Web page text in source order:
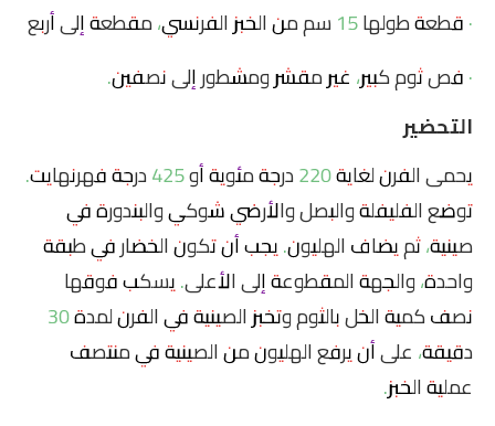
· قطعة طولها 15 سم من الخبز الفرنسي، مقطعة إلى أربع
· فص ثوم كبير، غير مقشر ومشطور إلى نصفين.
التحضير
يحمى الفرن لغاية 220 درجة مئوية أو 425 درجة فهرنهايت.
توضع الفليفلة والبصل والأرضي شوكي والبندورة في
صينية، ثم يضاف الهليون. يجب أن تكون الخضار في طبقة
واحدة، والجهة المقطوعة إلى الأعلى. يسكب فوقها
نصف كمية الخل بالثوم وتخبز الصينية في الفرن لمدة 30
دقيقة، على أن يرفع الهليون من الصينية في منتصف
عملية الخبز.